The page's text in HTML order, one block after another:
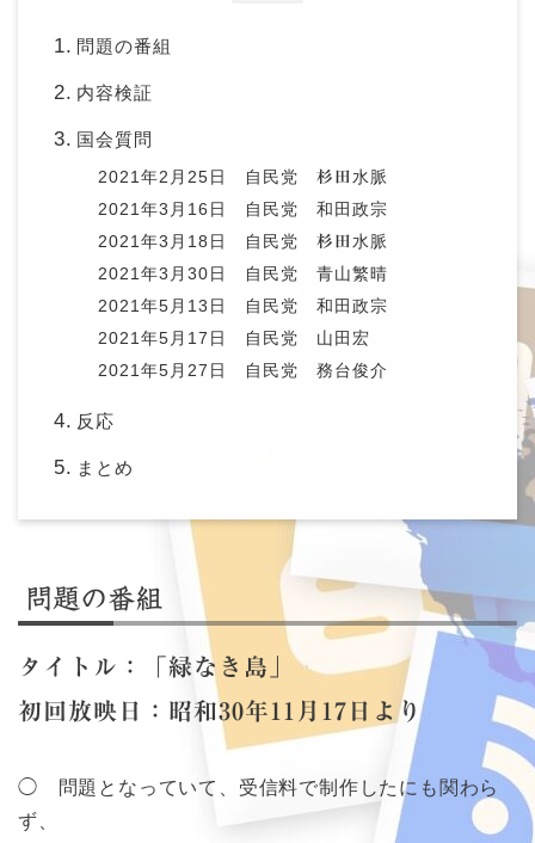
問題の番組
内容検証
国会質問
2021年2月25日 自民党杉田水脈
2021年3月16日 自民党 和田政宗
2021年3月18日 自民党杉田水脈
2021年3月30日 自民党 青山繁晴
2021年5月13日 自民党 和田政宗
2021年5月17日 自民党 山田宏
2021年5月27日 自民党 務台俊介
反応
まとめ
問題の番組
タイトル：「緑なき島」
初回放映日：昭和30年11月17日より
◯ 問題となっていて、受信料で制作したにも関わら
ず、